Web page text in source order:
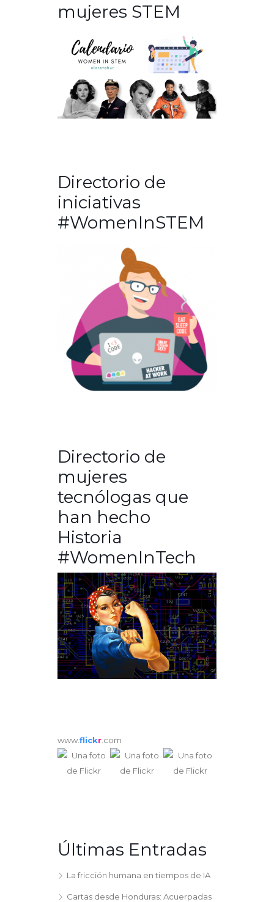
mujeres STEM
Directorio de
iniciativas
#WomenInSTEM
Directorio de
mujeres
tecnólogas que
han hecho
Historia
#WomenInTech
www.flickr .com
Últimas Entradas
La fricción humana en tiempos de IA
Cartas desde Honduras: Acuerpadas